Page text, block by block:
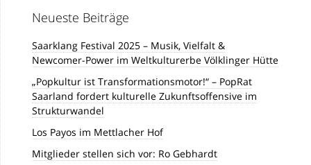
Neueste Beiträge
Saarklang Festival 2025 – Musik, Vielfalt &
Newcomer-Power im Weltkulturerbe Völklinger Hütte
„Popkultur ist Transformationsmotor!“ – PopRat
Saarland fordert kulturelle Zukunftsoffensive im
Strukturwandel
Los Payos im Mettlacher Hof
Mitglieder stellen sich vor: Ro Gebhardt